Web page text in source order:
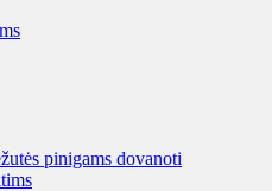
pinigams dovanoti